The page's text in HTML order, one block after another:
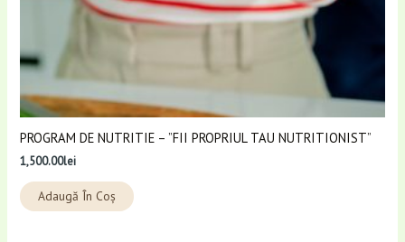
PROGRAM DE NUTRITIE – ”FII PROPRIUL TAU NUTRITIONIST”
1,500.00lei
Adaugă În Coș